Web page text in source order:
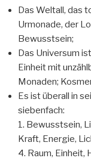
Das Weltall, das
Urmonade, der
Bewusstsein;
Das Universum
Einheit mit
Monaden;
Es ist überall in
siebenfach:
1. Bewusstsein,
Kraft, Energie,
4. Raum, Einheit,